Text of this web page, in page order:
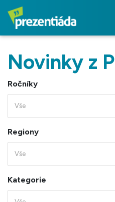
Novinky z
Ročníky
Vše
Regiony
Vše
Kategorie